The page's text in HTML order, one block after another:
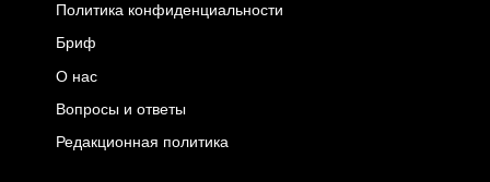
Политика конфиденциальности
Бриф
О нас
Вопросы и ответы
Редакционная политика